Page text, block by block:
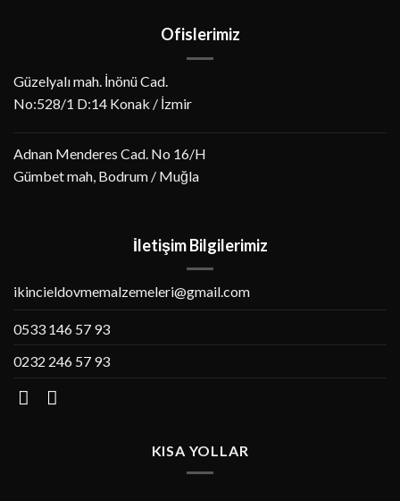
Ofislerimiz
Güzelyalı mah. İnönü Cad.
No:528/1 D:14 Konak / İzmir
Adnan Menderes Cad. No 16/H
Gümbet mah, Bodrum / Muğla
İletişim Bilgilerimiz
ikincieldovmemalzemeleri@gmail.com
0533 146 57 93
0232 246 57 93
KISA YOLLAR